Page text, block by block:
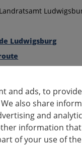
Ludwigsburg
and ads, to
also share
and
information
of your use of